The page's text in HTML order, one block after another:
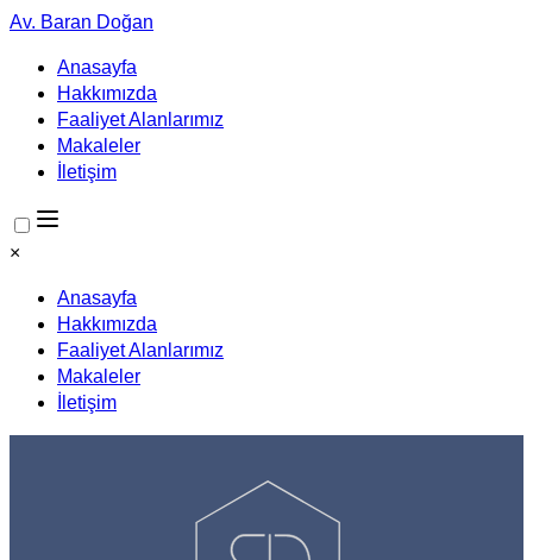
Av. Baran Doğan
Anasayfa
Hakkımızda
Faaliyet Alanlarımız
Makaleler
İletişim
×
Anasayfa
Hakkımızda
Faaliyet Alanlarımız
Makaleler
İletişim